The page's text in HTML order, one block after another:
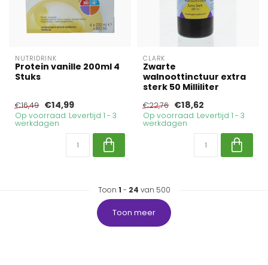
NUTRIDRINK
Protein vanille 200ml 4
Stuks
€16,49 €14,99
Op voorraad. Levertijd 1 - 3
werkdagen
CLARK
Zwarte
walnoottinctuur extra
sterk 50 Milliliter
€22,76 €18,62
Op voorraad. Levertijd 1 - 3
werkdagen
Toon 1 - 24 van 500
Toon meer